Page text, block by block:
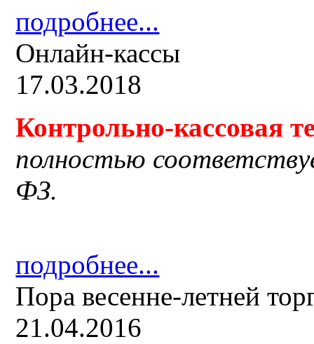
подробнее...
Онлайн-кассы
17.03.2018
Контрольно-кассовая
полностью
ФЗ.
подробнее...
Пора весенне-летней
21.04.2016